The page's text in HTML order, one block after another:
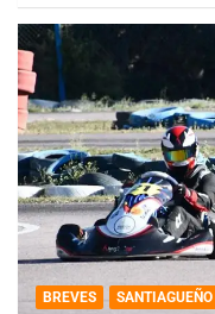
BREVES SANTIAGUEÑO